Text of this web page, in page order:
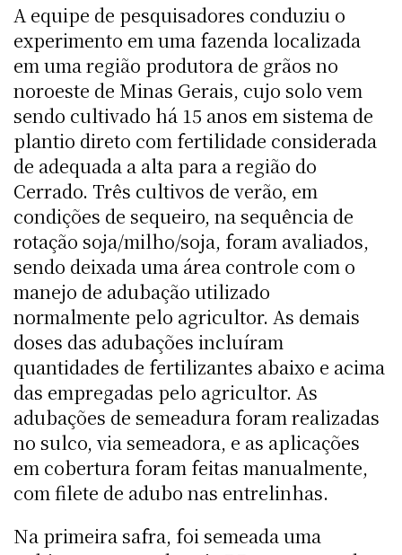
A equipe de pesquisadores conduziu o
experimento em uma fazenda localizada
em uma região produtora de grãos no
noroeste de Minas Gerais, cujo solo vem
sendo cultivado há 15 anos em sistema de
plantio direto com fertilidade considerada
de adequada a alta para a região do
Cerrado. Três cultivos de verão, em
condições de sequeiro, na sequência de
rotação soja/milho/soja, foram avaliados,
sendo deixada uma área controle com o
manejo de adubação utilizado
normalmente pelo agricultor. As demais
doses das adubações incluíram
quantidades de fertilizantes abaixo e acima
das empregadas pelo agricultor. As
adubações de semeadura foram realizadas
no sulco, via semeadora, e as aplicações
em cobertura foram feitas manualmente,
com filete de adubo nas entrelinhas.
Na primeira safra, foi semeada uma